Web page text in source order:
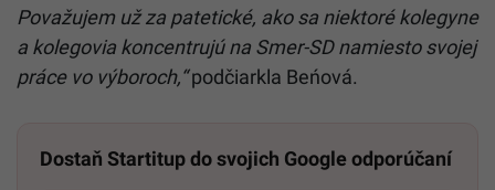
Považujem už za patetické, ako sa niektoré kolegyne
a kolegovia koncentrujú na Smer-SD namiesto svojej
práce vo výboroch,“podčiarkla Beńová.
Dostaň Startitup do svojich Google odporúčaní